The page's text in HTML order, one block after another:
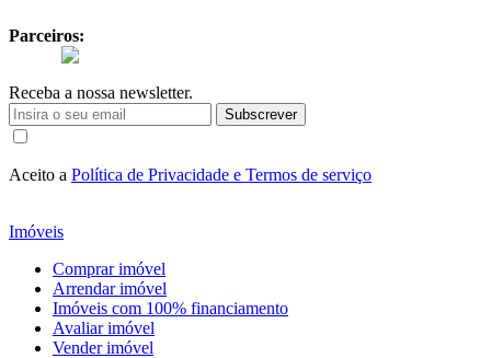
Parceiros:
Receba a nossa newsletter.
Subscrever
Aceito a Política de Privacidade e Termos de serviço
Imóveis
Comprar imóvel
Arrendar imóvel
Imóveis com 100% financiamento
Avaliar imóvel
Vender imóvel